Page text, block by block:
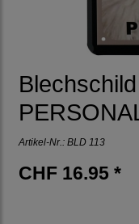
Artikel-Nr.: BLD 113
CHF 16.95 *